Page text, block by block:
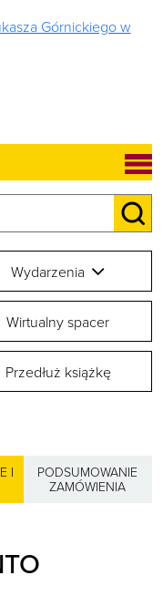
Wydarzenia
Wirtualny spacer
Przedłuż książkę
I
PODSUMOWANIE
ZAMÓWIENIA